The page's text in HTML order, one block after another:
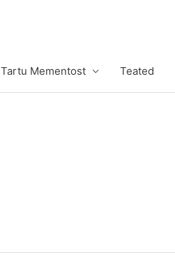
Tartu Mementost Teated